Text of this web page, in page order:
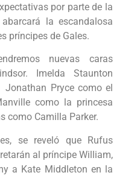
por parte de la
la escandalosa
príncipes de Gales.
nuevas caras
Imelda Staunton
Pryce como el
como la princesa
como Camilla Parker.
se reveló que Rufus
al príncipe William,
a Kate Middleton en la